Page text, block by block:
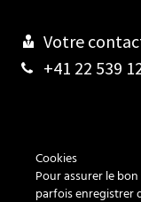
Contact
Cookies
Votre
+41 22 539
Cookies
Pour assurer le
parfois enregistrer